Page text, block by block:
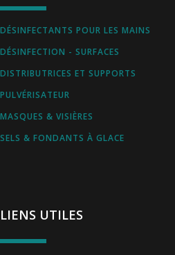
DÉSINFECTANTS POUR LES MAINS
DÉSINFECTION - SURFACES
DISTRIBUTRICES ET SUPPORTS
PULVÉRISATEUR
MASQUES & VISIÈRES
SELS & FONDANTS À GLACE
LIENS UTILES